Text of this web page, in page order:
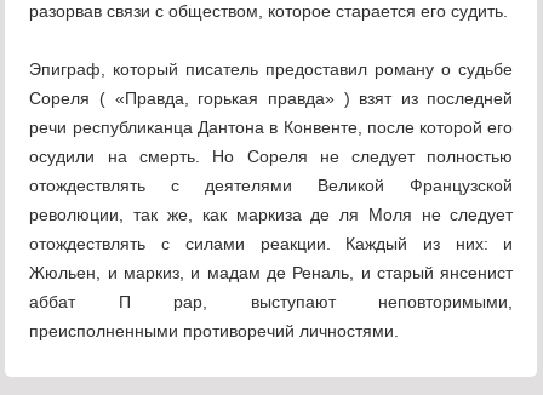
разорвав связи с обществом, которое старается его судить.
Эпиграф, который писатель предоставил роману о судьбе
Сореля ( «Правда, горькая правда» ) взят из последней
речи республиканца Дантона в Конвенте, после которой его
осудили на смерть. Но Сореля не следует полностью
отождествлять с деятелями Великой Французской
революции, так же, как маркиза де ля Моля не следует
отождествлять с силами реакции. Каждый из них: и
Жюльен, и маркиз, и мадам де Реналь, и старый янсенист
аббат П рар, выступают неповторимыми,
преисполненными противоречий личностями.